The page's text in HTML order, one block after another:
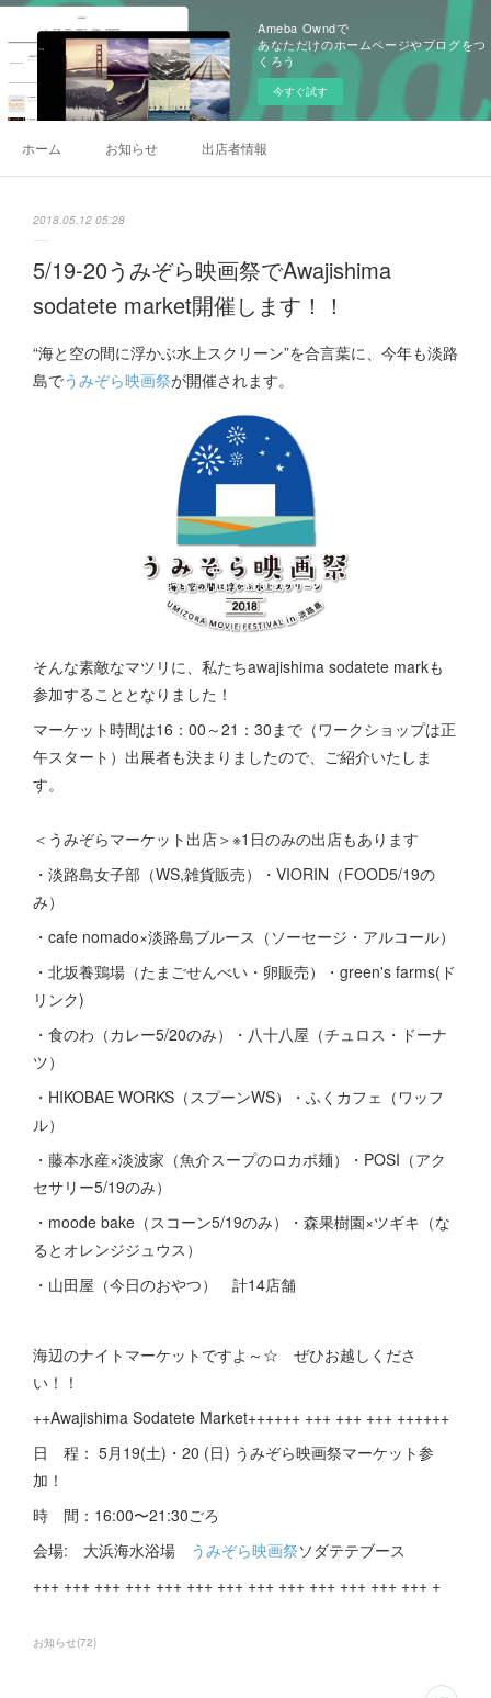
Ameba Owndで
あなただけのホームページやブログをつ
くろう
今すぐ試す
ホーム お知らせ 出店者情報
2018.05.12 05:28
5/19-20うみぞら映画祭でAwajishima
sodatete market開催します！！
“海と空の間に浮かぶ水上スクリーン”を合言葉に、今年も淡路
島でうみぞら映画祭が開催されます。
そんな素敵なマツリに、私たちawajishima sodatete markも
参加することとなりました！
マーケット時間は16：00～21：30まで（ワークショップは正
午スタート）出展者も決まりましたので、ご紹介いたしま
す。
＜うみぞらマーケット出店＞※1日のみの出店もあります
・淡路島女子部（WS,雑貨販売）・VIORIN（FOOD5/19の
み）
・cafe nomado×淡路島ブルース（ソーセージ・アルコール）
・北坂養鶏場（たまごせんべい・卵販売）・green's farms(ド
リンク)
・食のわ（カレー5/20のみ）・八十八屋（チュロス・ドーナ
ツ）
・HIKOBAE WORKS（スプーンWS）・ふくカフェ（ワッフ
ル）
・藤本水産×淡波家（魚介スープのロカボ麺）・POSI（アク
セサリー5/19のみ）
・moode bake（スコーン5/19のみ）・森果樹園×ツギキ（な
るとオレンジジュウス）
・山田屋（今日のおやつ） 計14店舗
海辺のナイトマーケットですよ～☆ ぜひお越しくださ
い！！
++Awajishima Sodatete Market++++++ +++ +++ +++ ++++++
日 程： 5月19(土)・20 (日) うみぞら映画祭マーケット参
加！
時 間：16:00〜21:30ごろ
会場: 大浜海水浴場 うみぞら映画祭ソダテテブース
+++ +++ +++ +++ +++ +++ +++ +++ +++ +++ +++ +++ +++ +
お知らせ(72)